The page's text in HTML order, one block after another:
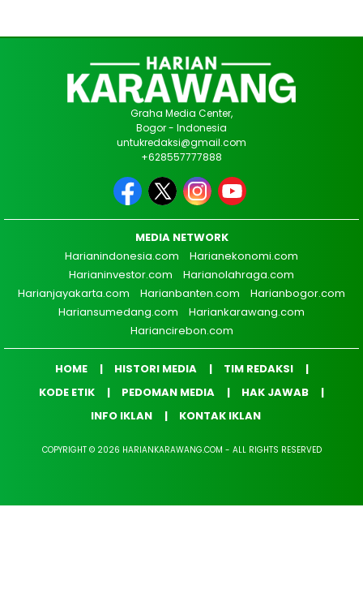
Graha Media Center,
Bogor - Indonesia
untukredaksi@gmail.com
+628557777888
MEDIA NETWORK
Harianindonesia.com
Harianekonomi.com
Harianinvestor.com
Harianolahraga.com
Harianjayakarta.com
Harianbanten.com
Harianbogor.com
Hariansumedang.com
Hariankarawang.com
Hariancirebon.com
HOME HISTORI MEDIA
TIM REDAKSI
KODE ETIK
PEDOMAN MEDIA
HAK JAWAB
INFO IKLAN
KONTAK IKLAN
COPYRIGHT © 2026 HARIANKARAWANG.COM - ALL RIGHTS RESERVED